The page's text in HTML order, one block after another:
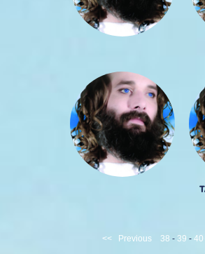
<< Previous 38 - 39 - 40